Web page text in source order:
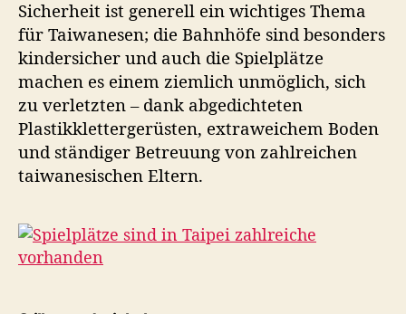
Sicherheit ist generell ein wichtiges Thema
für Taiwanesen; die Bahnhöfe sind besonders
kindersicher und auch die Spielplätze
machen es einem ziemlich unmöglich, sich
zu verletzten – dank abgedichteten
Plastikklettergerüsten, extraweichem Boden
und ständiger Betreuung von zahlreichen
taiwanesischen Eltern.